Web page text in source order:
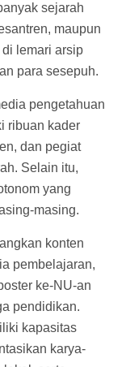
sejarah
maupun
lemari arsip
para sesepuh.
pengetahuan
ribuan kader
dan pegiat
Selain itu,
yang
masing.
konten
pembelajaran,
ke-NU-an
pendidikan.
kapasitas
karya-